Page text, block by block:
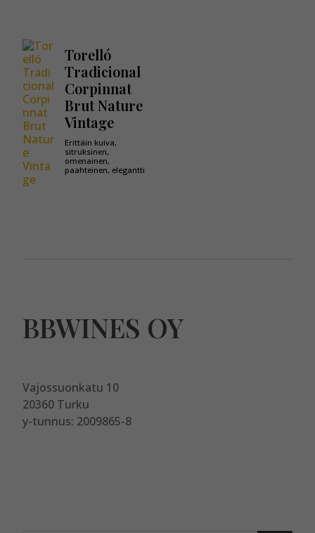
Torelló
Tradicional
Corpinnat
Brut Nature
Vintage
Erittäin kuiva,
sitruksinen,
omenainen,
paahteinen, elegantti
BBWINES OY
Vajossuonkatu 10
20360 Turku
y-tunnus: 2009865-8